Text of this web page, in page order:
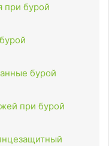
при бурой
бурой
при бурой